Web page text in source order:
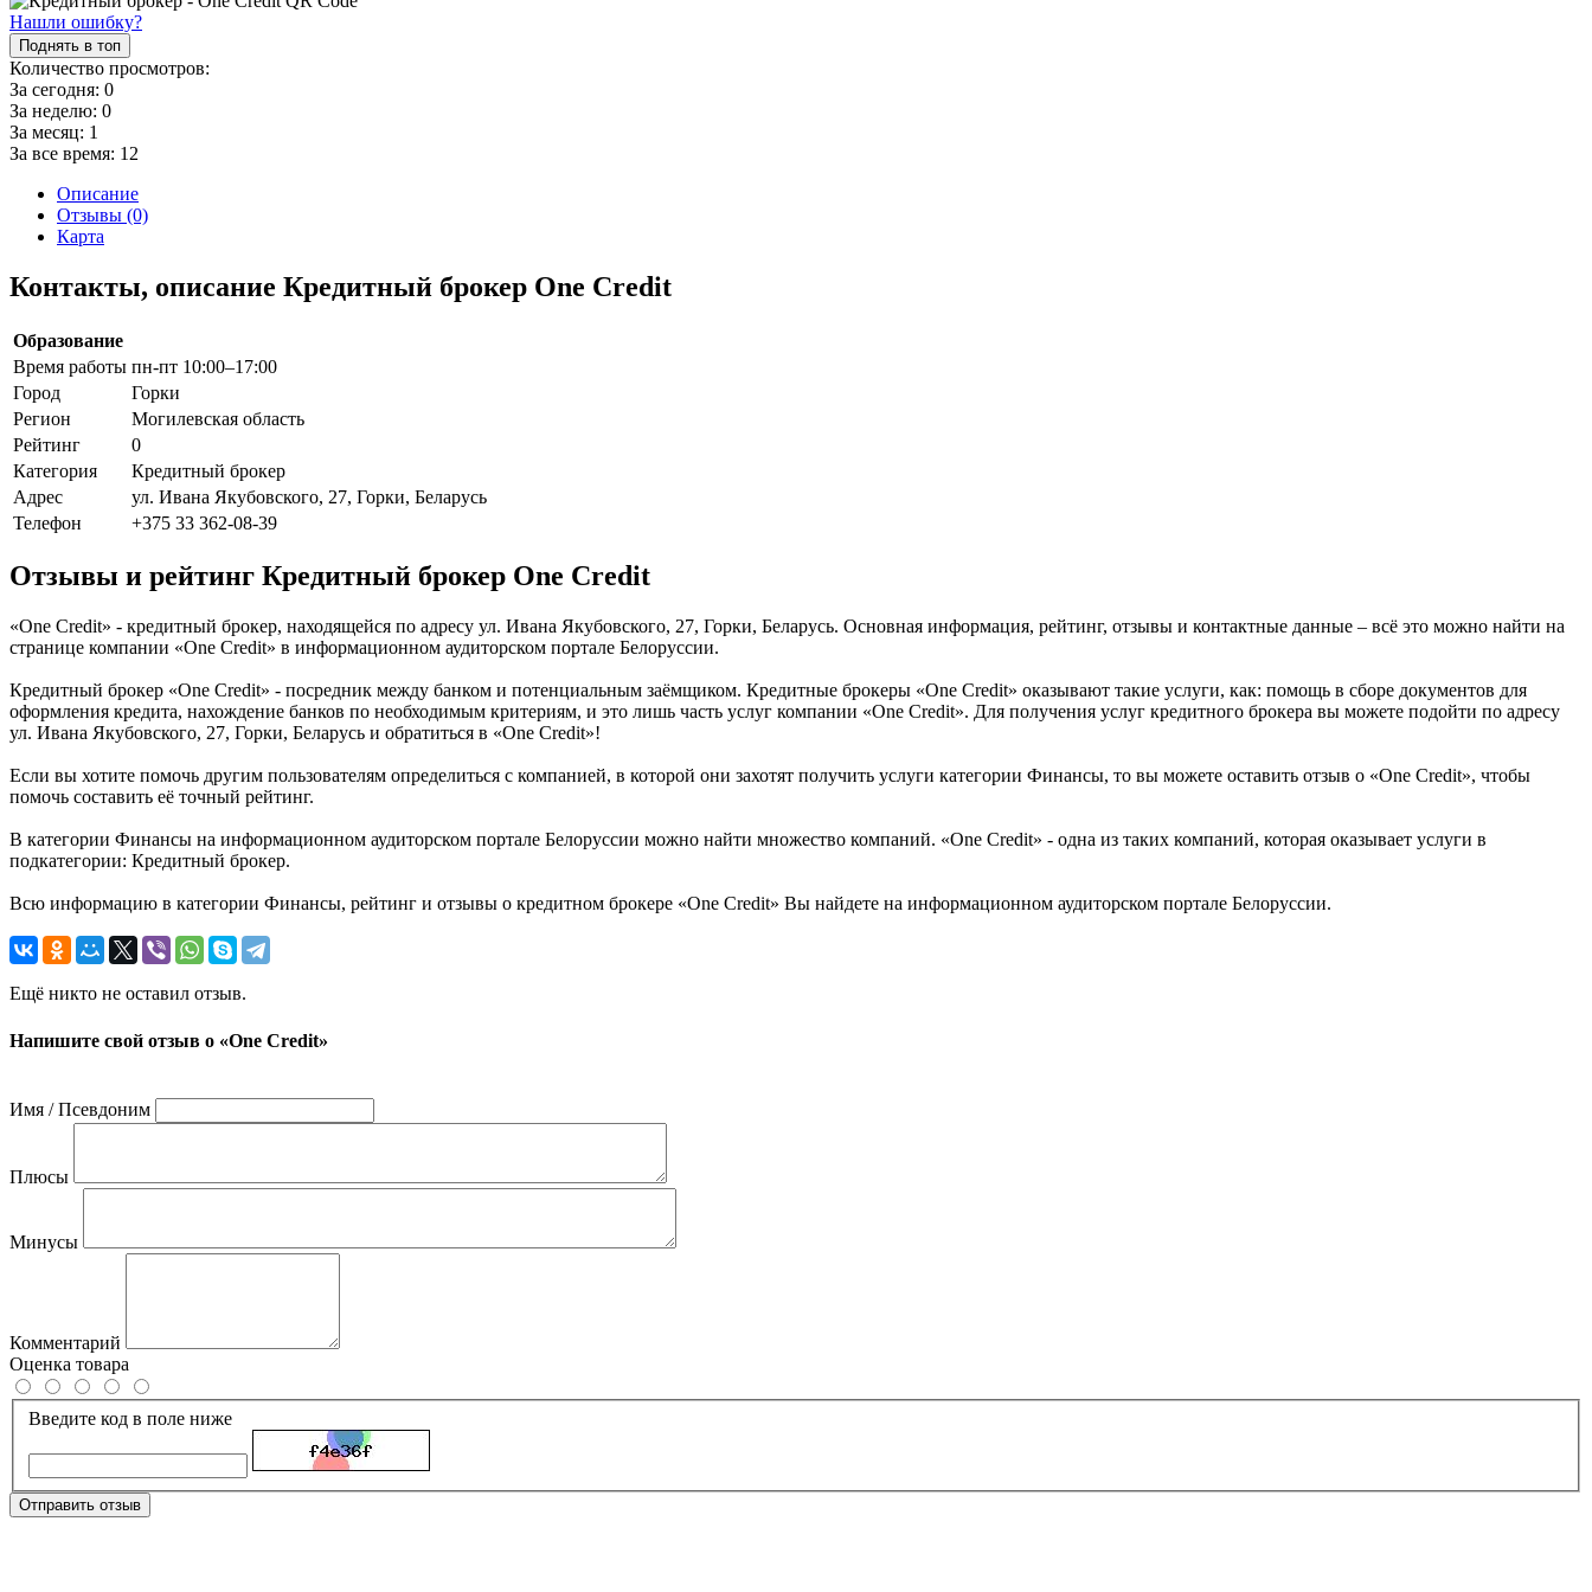
Нашли ошибку?
Поднять в топ
Количество просмотров:
За сегодня: 0
За неделю: 0
За месяц: 1
За все время: 12
Описание
Отзывы (0)
Карта
Контакты, описание Кредитный брокер One Credit
Образование
Время работы пн-пт 10:00–17:00
Город
Горки
Регион
Могилевская область
Рейтинг
0
Категория
Кредитный брокер
Адрес
ул. Ивана Якубовского, 27, Горки, Беларусь
Телефон
+375 33 362-08-39
Отзывы и рейтинг Кредитный брокер One Credit
«One Credit» - кредитный брокер, находящейся по адресу ул. Ивана Якубовского, 27, Горки, Беларусь. Основная информация, рейтинг, отзывы и контактные данные – всё это можно найти на
странице компании «One Credit» в информационном аудиторском портале Белоруссии.
Кредитный брокер «One Credit» - посредник между банком и потенциальным заёмщиком. Кредитные брокеры «One Credit» оказывают такие услуги, как: помощь в сборе документов для
оформления кредита, нахождение банков по необходимым критериям, и это лишь часть услуг компании «One Credit». Для получения услуг кредитного брокера вы можете подойти по адресу
ул. Ивана Якубовского, 27, Горки, Беларусь и обратиться в «One Credit»!
Если вы хотите помочь другим пользователям определиться с компанией, в которой они захотят получить услуги категории Финансы, то вы можете оставить отзыв о «One Credit», чтобы
помочь составить её точный рейтинг.
В категории Финансы на информационном аудиторском портале Белоруссии можно найти множество компаний. «One Credit» - одна из таких компаний, которая оказывает услуги в
подкатегории: Кредитный брокер.
Всю информацию в категории Финансы, рейтинг и отзывы о кредитном брокере «One Credit» Вы найдете на информационном аудиторском портале Белоруссии.
Ещё никто не оставил отзыв.
Напишите свой отзыв о «One Credit»
Имя / Псевдоним
Плюсы
Минусы
Комментарий
Оценка товара
Введите код в поле ниже
Отправить отзыв